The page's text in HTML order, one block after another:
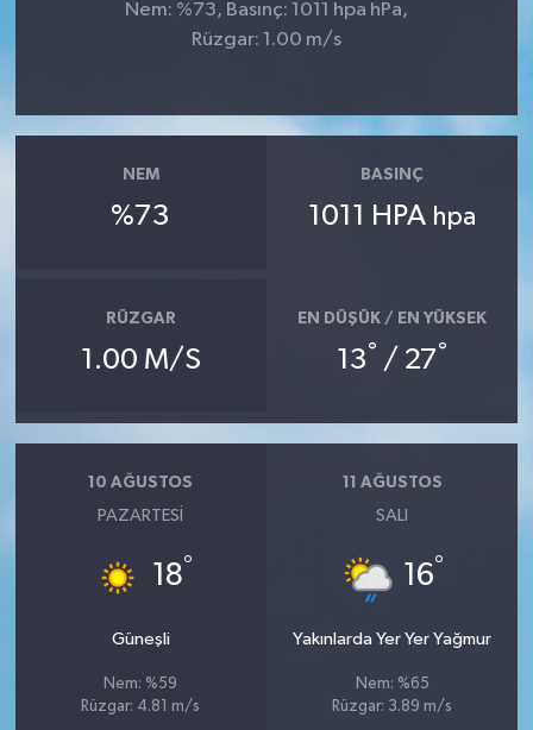
Nem: %73, Basınç: 1011 hpa hPa,
Rüzgar: 1.00 m/s
NEM
%73
BASINÇ
1011 HPA hpa
RÜZGAR
1.00 M/S
EN DÜŞÜK / EN YÜKSEK
13° / 27°
10 AĞUSTOS
PAZARTESI
18°
Güneşli
Nem: %59
Rüzgar: 4.81 m/s
11 AĞUSTOS
SALI
16°
Yakınlarda Yer Yer Yağmur
Nem: %65
Rüzgar: 3.89 m/s
Hisarcık
Magazin
Otomobil
Pazarlar
Politika